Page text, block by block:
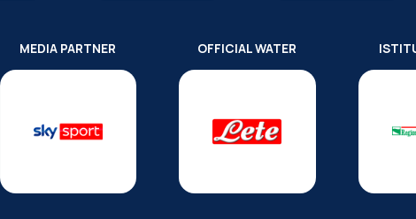
MEDIA PARTNER OFFICIAL WATER